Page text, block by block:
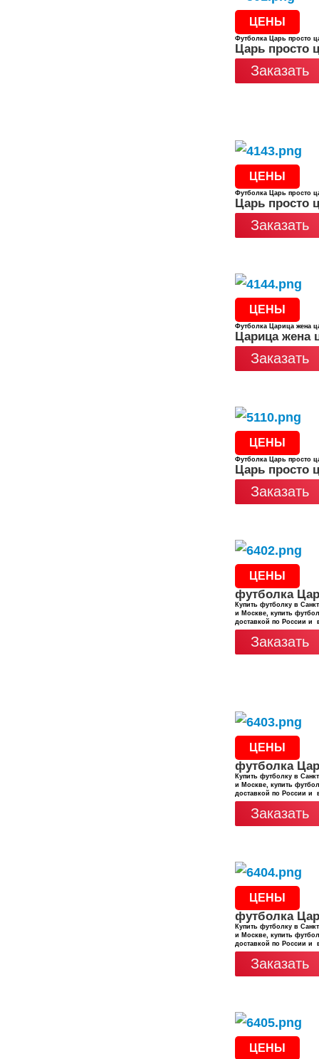
ЦЕНЫ
Футболка Царь просто
Царь просто
Заказать
ЦЕНЫ
Футболка Царь просто
Царь просто
Заказать
ЦЕНЫ
Футболка Царица жена
Царица жена
Заказать
ЦЕНЫ
Футболка Царь просто
Царь просто
Заказать
ЦЕНЫ
футболка
Купить футболку в
и Москве, купить
доставкой по России и
Заказать
ЦЕНЫ
футболка
Купить футболку в
и Москве, купить
доставкой по России и
Заказать
ЦЕНЫ
футболка
Купить футболку в
и Москве, купить
доставкой по России и
Заказать
ЦЕНЫ